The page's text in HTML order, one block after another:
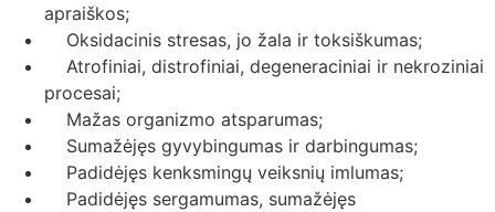
apraiškos;
Oksidacinis stresas, jo žala ir toksiškumas;
Atrofiniai, distrofiniai, degeneraciniai ir nekroziniai
procesai;
Mažas organizmo atsparumas;
Sumažėjęs gyvybingumas ir darbingumas;
Padidėjęs kenksmingų veiksnių imlumas;
Padidėjęs sergamumas, sumažėjęs